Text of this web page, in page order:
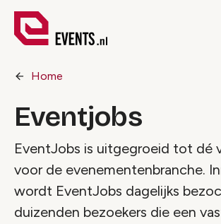
Home
Eventjobs
EventJobs is uitgegroeid tot dé
voor de evenementenbranche.
wordt EventJobs dagelijks
duizenden bezoekers die een